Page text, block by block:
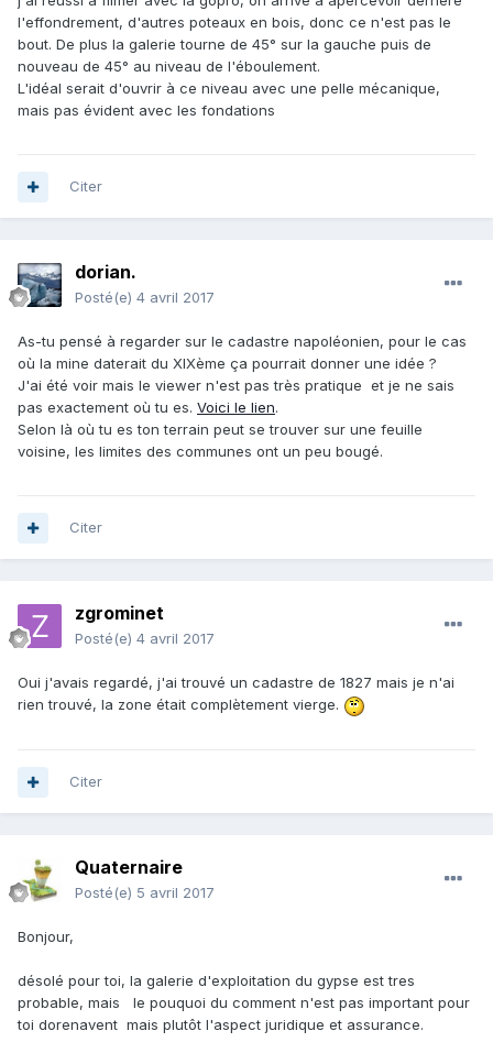
l'effondrement, d'autres poteaux en bois, donc ce n'est pas le
bout. De plus la galerie tourne de 45° sur la gauche puis de
nouveau de 45° au niveau de l'éboulement.
L'idéal serait d'ouvrir à ce niveau avec une pelle mécanique,
mais pas évident avec les fondations
Citer
dorian.
Posté(e) 4 avril 2017
As-tu pensé à regarder sur le cadastre napoléonien, pour le cas
où la mine daterait du XIXème ça pourrait donner une idée ?
J'ai été voir mais le viewer n'est pas très pratique et je ne sais
pas exactement où tu es. Voici le lien.
Selon là où tu es ton terrain peut se trouver sur une feuille
voisine, les limites des communes ont un peu bougé.
Citer
zgrominet
Posté(e) 4 avril 2017
Oui j'avais regardé, j'ai trouvé un cadastre de 1827 mais je n'ai
rien trouvé, la zone était complètement vierge.
Citer
Quaternaire
Posté(e) 5 avril 2017
Bonjour,
désolé pour toi, la galerie d'exploitation du gypse est tres
probable, mais le pouquoi du comment n'est pas important pour
toi dorenavent mais plutôt l'aspect juridique et assurance.